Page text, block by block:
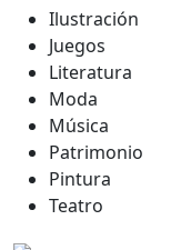
Ilustración
Juegos
Literatura
Moda
Música
Patrimonio
Pintura
Teatro